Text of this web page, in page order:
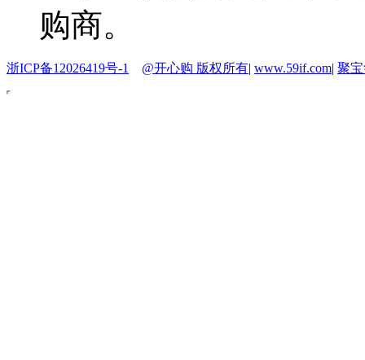
购商。
浙ICP备12026419号-1 @开心购 版权所有| www.59if.com| 聚